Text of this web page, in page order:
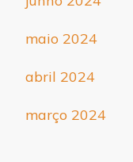
maio 2024
abril 2024
março 2024